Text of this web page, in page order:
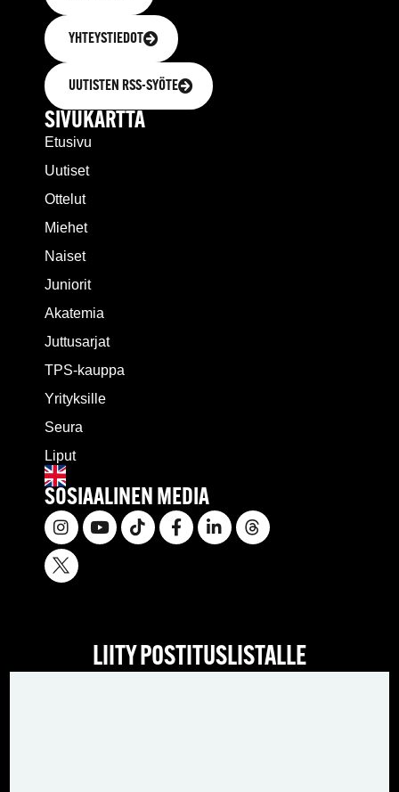
YHTEYSTIEDOT
UUTISTEN RSS-SYÖTE
SIVUKARTTA
Etusivu
Uutiset
Ottelut
Miehet
Naiset
Juniorit
Akatemia
Juttusarjat
TPS-kauppa
Yrityksille
Seura
Liput
SOSIAALINEN MEDIA
LIITY POSTITUSLISTALLE